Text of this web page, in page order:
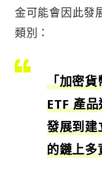
金可能會因此發
類別：
「加密貨
ETF 產
發展到建
的鏈上多